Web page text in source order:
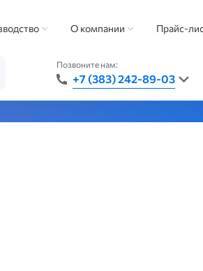
О компании Прайс-
Позвоните нам:
+7 (383) 242-89-03
точно, везде